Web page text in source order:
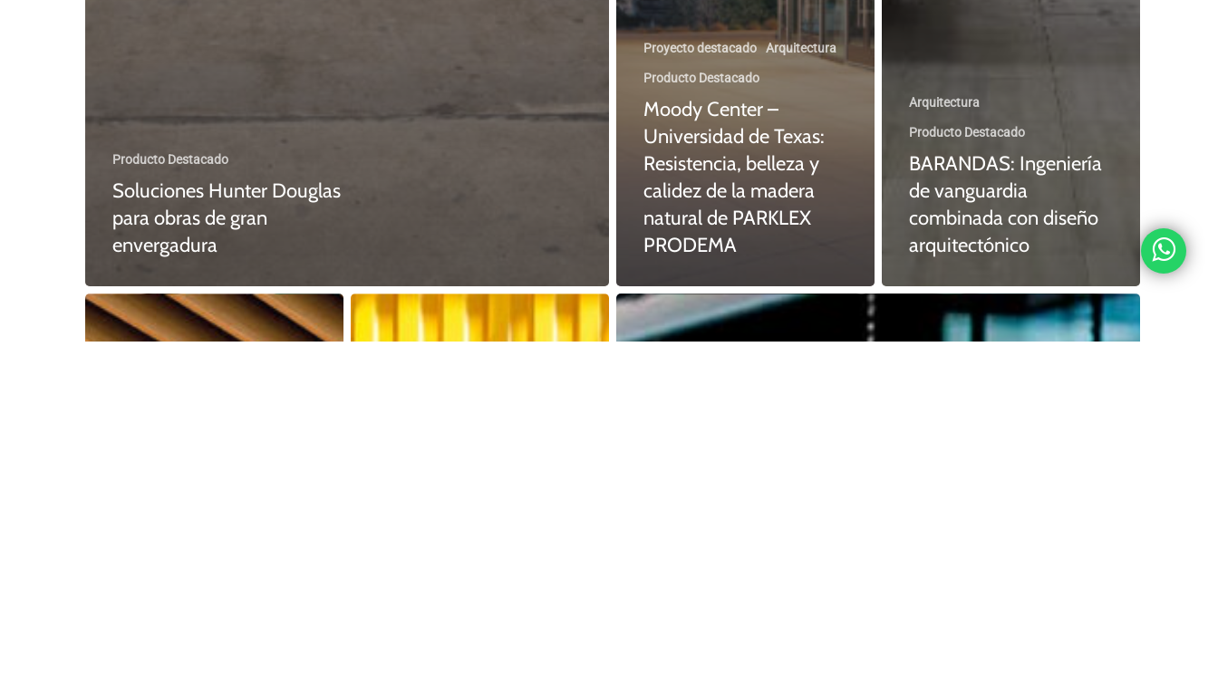
Producto Destacado
Soluciones Hunter Douglas
para obras de gran
envergadura
Proyecto destacado Arquitectura
Producto Destacado
Moody Center –
Universidad de Texas:
Resistencia, belleza y
calidez de la madera
natural de PARKLEX
PRODEMA
Arquitectura
Producto Destacado
BARANDAS: Ingeniería
de vanguardia
combinada con diseño
arquitectónico